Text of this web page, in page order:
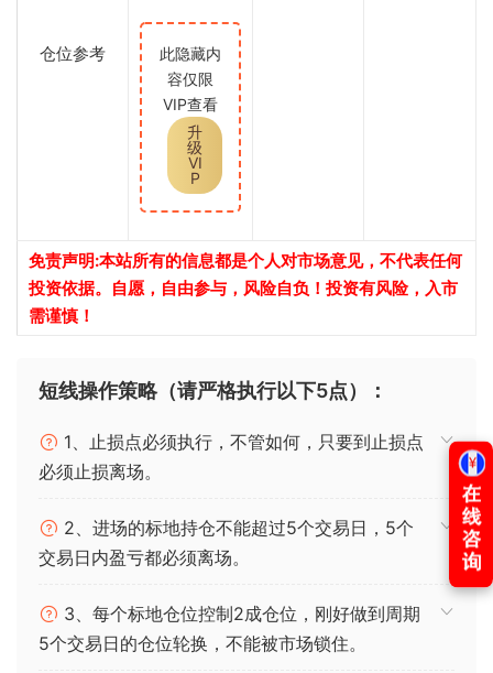
仓位参考
此隐藏内
容仅限
VIP查看
升
级
VI
P
免责声明:本站所有的信息都是个人对市场意见，不代表任何
投资依据。自愿，自由参与，风险自负！投资有风险，入市
需谨慎！
短线操作策略（请严格执行以下5点）：
1、止损点必须执行，不管如何，只要到止损点
必须止损离场。
2、进场的标地持仓不能超过5个交易日，5个
交易日内盈亏都必须离场。
3、每个标地仓位控制2成仓位，刚好做到周期
5个交易日的仓位轮换，不能被市场锁住。